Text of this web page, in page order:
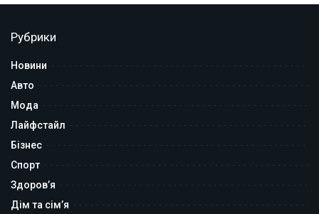
Рубрики
Новини
Авто
Мода
Лайфстайл
Бізнес
Спорт
Здоров’я
Дім та сім’я